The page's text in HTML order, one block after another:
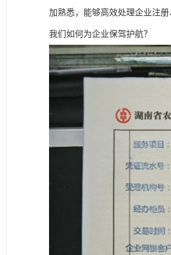
加熟悉，能够高效处理企业注
我们如何为企业保驾护航？